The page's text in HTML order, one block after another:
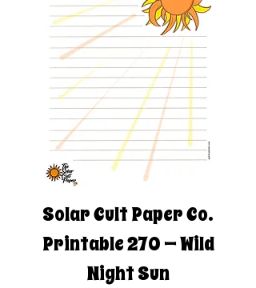
Solar Cult Paper Co.
Printable 270 — Wild
Night Sun